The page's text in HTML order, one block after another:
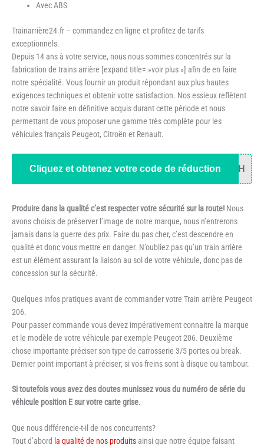
Avec ABS
Trainarrière24.fr – commandez en ligne et profitez de tarifs
exceptionnels.
Depuis 14 ans à votre service, nous nous sommes concentrés sur la
fabrication de trains arrière [expand title= »voir plus »] afin de en faire
notre spécialité. Vous fournir un produit répondant aux plus hautes
exigences techniques et obtenir votre satisfaction. Nos essieux reflètent
notre savoir faire en définitive acquis durant cette période et nous
permettant de vous proposer une gamme très complète pour les
véhicules français Peugeot, Citroën et Renault.
Cliquez et obtenez votre code de réduction 34H
Produire dans la qualité c’est respecter votre sécurité sur la route! Nous
avons choisis de préserver l’image de notre marque, nous n’entrerons
jamais dans la guerre des prix. Faire du pas cher, c’est descendre en
qualité et donc vous mettre en danger. N’oubliez pas qu’un train arrière
est un élément assurant la liaison au sol de votre véhicule, donc pas de
concession sur la sécurité.
Quelques infos pratiques avant de commander votre Train arrière Peugeot
206.
Pour passer commande vous devez impérativement connaitre la marque
et le modèle de votre véhicule par exemple Peugeot 206. Deuxième
chose importante préciser son type de carrosserie 3/5 portes ou break.
Dernier point important à préciser; si vos freins sont à disque ou tambour.
Si toutefois vous avez des doutes munissez vous du numéro de série du
véhicule position E sur votre carte grise.
Que nous différencie-t-il de nos concurrents?
Tout d’abord la qualité de nos produits ainsi que notre équipe faisant